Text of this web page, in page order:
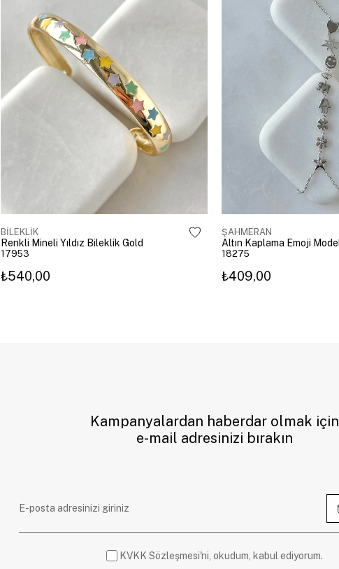
BİLEKLİK
Renkli Mineli Yıldız Bileklik Gold
17953
₺540,00
ŞAHMERAN
18275
₺409,00
Kampanyalardan haberdar olmak için
e-mail adresinizi bırakın
KVKK Sözleşmesi'ni, okudum, kabul ediyorum.